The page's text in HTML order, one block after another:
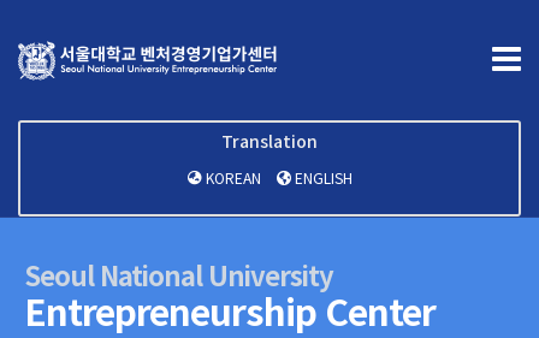
Translation
KOREAN ENGLISH
Seoul National University
Entrepreneurship Center